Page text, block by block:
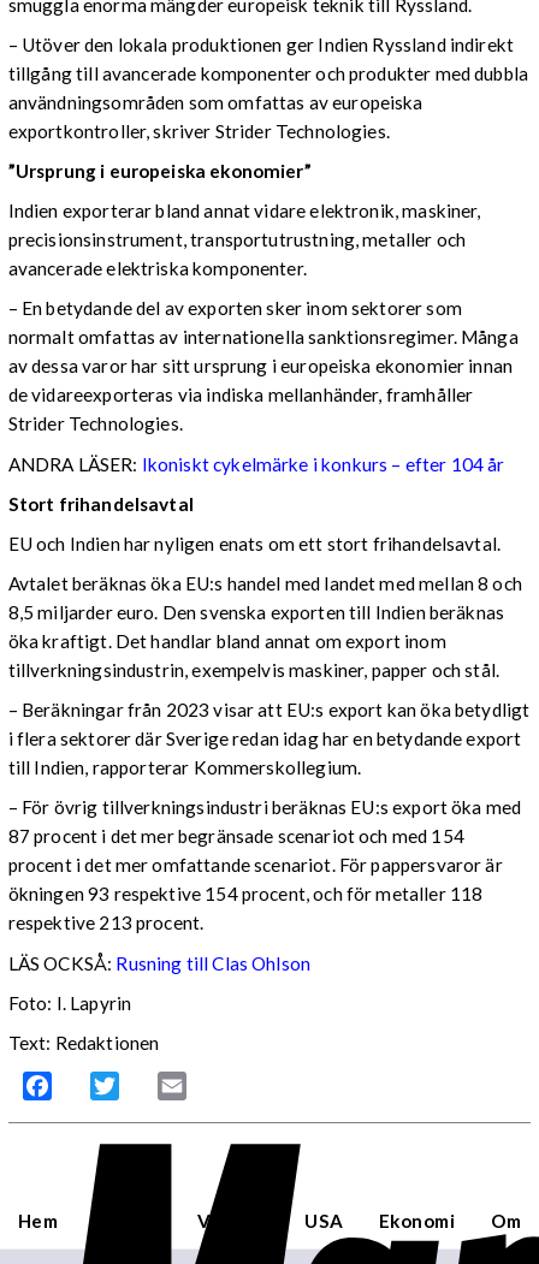
smuggla enorma mängder europeisk teknik till Ryssland.
– Utöver den lokala produktionen ger Indien Ryssland indirekt
tillgång till avancerade komponenter och produkter med dubbla
användningsområden som omfattas av europeiska
exportkontroller, skriver Strider Technologies.
”Ursprung i europeiska ekonomier”
Indien exporterar bland annat vidare elektronik, maskiner,
precisionsinstrument, transportutrustning, metaller och
avancerade elektriska komponenter.
– En betydande del av exporten sker inom sektorer som
normalt omfattas av internationella sanktionsregimer. Många
av dessa varor har sitt ursprung i europeiska ekonomier innan
de vidareexporteras via indiska mellanhänder, framhåller
Strider Technologies.
ANDRA LÄSER: Ikoniskt cykelmärke i konkurs – efter 104 år
Stort frihandelsavtal
EU och Indien har nyligen enats om ett stort frihandelsavtal.
Avtalet beräknas öka EU:s handel med landet med mellan 8 och
8,5 miljarder euro. Den svenska exporten till Indien beräknas
öka kraftigt. Det handlar bland annat om export inom
tillverkningsindustrin, exempelvis maskiner, papper och stål.
– Beräkningar från 2023 visar att EU:s export kan öka betydligt
i flera sektorer där Sverige redan idag har en betydande export
till Indien, rapporterar Kommerskollegium.
– För övrig tillverkningsindustri beräknas EU:s export öka med
87 procent i det mer begränsade scenariot och med 154
procent i det mer omfattande scenariot. För pappersvaror är
ökningen 93 respektive 154 procent, och för metaller 118
respektive 213 procent.
LÄS OCKSÅ: Rusning till Clas Ohlson
Foto: I. Lapyrin
Text: Redaktionen
Facebook Twitter
Hem Världen USA Ekonomi Om